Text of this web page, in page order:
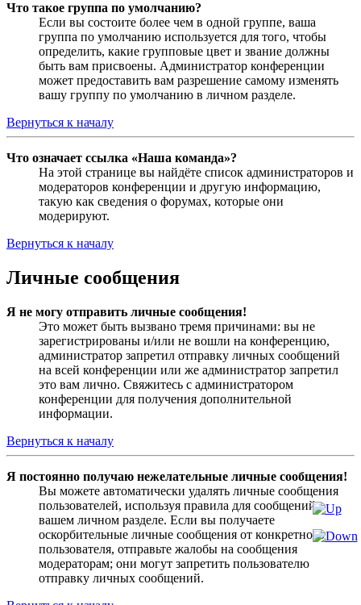
Что такое группа по умолчанию?
Если вы состоите более чем в одной группе, ваша
группа по умолчанию используется для того, чтобы
определить, какие групповые цвет и звание должны
быть вам присвоены. Администратор конференции
может предоставить вам разрешение самому изменять
вашу группу по умолчанию в личном разделе.
Вернуться к началу
Что означает ссылка «Наша команда»?
На этой странице вы найдёте список администраторов и
модераторов конференции и другую информацию,
такую как сведения о форумах, которые они
модерируют.
Вернуться к началу
Личные сообщения
Я не могу отправить личные сообщения!
Это может быть вызвано тремя причинами: вы не
зарегистрированы и/или не вошли на конференцию,
администратор запретил отправку личных сообщений
на всей конференции или же администратор запретил
это вам лично. Свяжитесь с администратором
конференции для получения дополнительной
информации.
Вернуться к началу
Я постоянно получаю нежелательные личные сообщения!
Вы можете автоматически удалять личные сообщения
пользователей, используя правила для сообщений в
вашем личном разделе. Если вы получаете
оскорбительные личные сообщения от конкретного
пользователя, отправьте жалобы на сообщения
модераторам; они могут запретить пользователю
отправку личных сообщений.